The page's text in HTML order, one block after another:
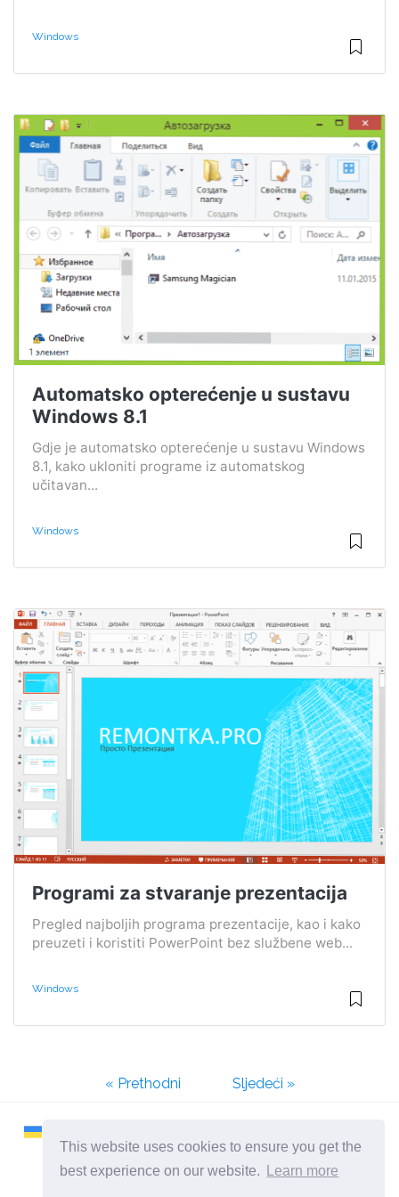
This website uses cookies to ensure you get the
best experience on our website.
Learn more
Windows
Automatsko opterećenje u sustavu
Windows 8.1
Gdje je automatsko opterećenje u sustavu Windows
8.1, kako ukloniti programe iz automatskog
učitavan...
Windows
Programi za stvaranje prezentacija
Pregled najboljih programa prezentacije, kao i kako
preuzeti i koristiti PowerPoint bez službene web...
Windows
« Prethodni Sljedeći »